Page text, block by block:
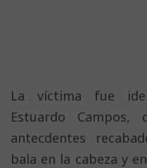
La víctima fue
Estuardo
antecdentes
bala en la cabeza y